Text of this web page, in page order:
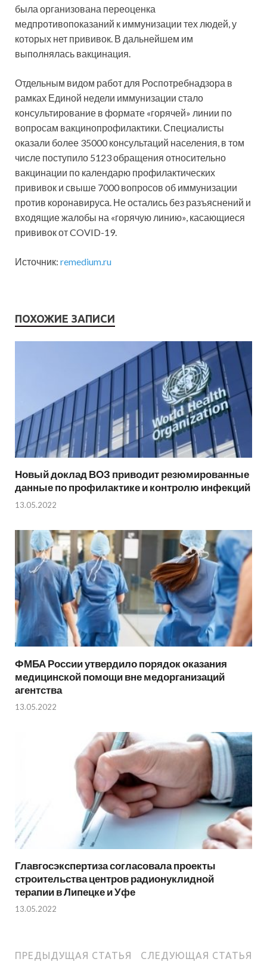
была организована переоценка
медпротивопоказаний к иммунизации тех людей, у
которых нет прививок. В дальнейшем им
выполнялась вакцинация.
Отдельным видом работ для Роспотребнадзора в
рамках Единой недели иммунизации стало
консультирование в формате «горячей» линии по
вопросам вакцинопрофилактики. Специалисты
оказали более 35000 консультаций населения, в том
числе поступило 5123 обращения относительно
вакцинации по календарю профилактических
прививок и свыше 7000 вопросов об иммунизации
против коронавируса. Не остались без разъяснений и
входящие жалобы на «горячую линию», касающиеся
прививок от COVID-19.
Источник: remedium.ru
ПОХОЖИЕ ЗАПИСИ
Новый доклад ВОЗ приводит резюмированные
данные по профилактике и контролю инфекций
13.05.2022
ФМБА России утвердило порядок оказания
медицинской помощи вне медорганизаций
агентства
13.05.2022
Главгосэкспертиза согласовала проекты
строительства центров радионуклидной
терапии в Липецке и Уфе
13.05.2022
ПРЕДЫДУЩАЯ СТАТЬЯ СЛЕДУЮЩАЯ СТАТЬЯ